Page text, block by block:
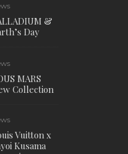
&
Day
MARS
Collection
Vuitton x
Kusama